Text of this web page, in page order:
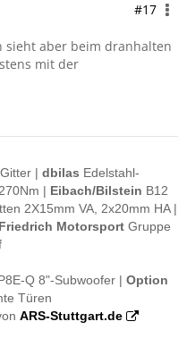
#17
sieht aber beim dranhalten
mit der
| dbilas Edelstahl-
| Eibach/Bilstein B12
2X15mm VA, 2x20mm HA |
Friedrich Motorsport Gruppe
Q 8"-Subwoofer | Option
Türen
ARS-Stuttgart.de